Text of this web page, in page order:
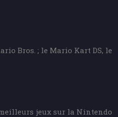
Bros. ; le Mario Kart DS, le
jeux sur la Nintendo